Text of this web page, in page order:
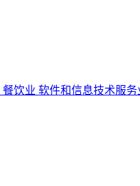
餐饮业 软件和信息技术服